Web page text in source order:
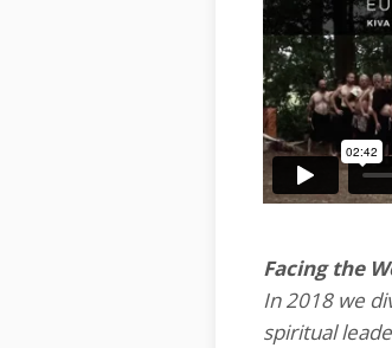
Facing the
In 2018 we
spiritual